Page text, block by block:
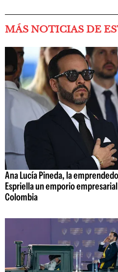
MÁS NOTICIAS DE
Ana Lucía Pineda, la
Espriella un emporio
Colombia